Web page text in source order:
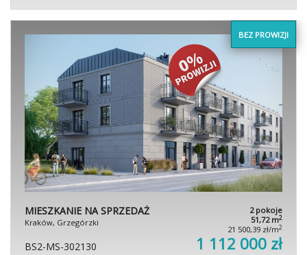
BEZ PROWIZJI
MIESZKANIE NA SPRZEDAŻ
Kraków, Grzegórzki
2 pokoje
51,72 m2
21 500,39 zł/m2
BS2-MS-302130 1 112 000 zł